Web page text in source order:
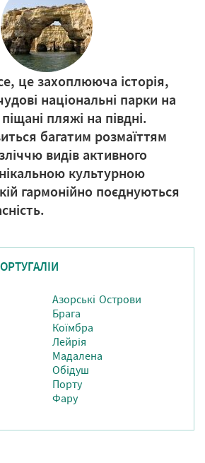
це захоплююча історія,
національні парки на
пляжі на півдні.
багатим розмаїттям
видів активного
культурною
гармонійно поєднуються
Азорські Острови
Брага
Коїмбра
Лейрія
Мадалена
Обідуш
Порту
Фару